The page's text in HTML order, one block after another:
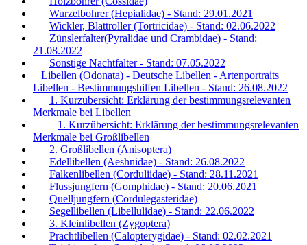
Wurzelbohrer (Hepialidae) - Stand: 29.01.2021
Wickler, Blattroller (Tortricidae) - Stand: 02.06.2022
Zünslerfalter(Pyralidae und Crambidae) - Stand:
21.08.2022
Sonstige Nachtfalter - Stand: 07.05.2022
Libellen (Odonata) - Deutsche Libellen - Artenportraits
Libellen - Bestimmungshilfen Libellen - Stand: 26.08.2022
1. Kurzübersicht: Erklärung der bestimmungsrelevanten
Merkmale bei Libellen
1. Kurzübersicht: Erklärung der bestimmungsrelevanten
Merkmale bei Großlibellen
2. Großlibellen (Anisoptera)
Edellibellen (Aeshnidae) - Stand: 26.08.2022
Falkenlibellen (Corduliidae) - Stand: 28.11.2021
Flussjungfern (Gomphidae) - Stand: 20.06.2021
Quelljungfern (Cordulegasteridae)
Segellibellen (Libellulidae) - Stand: 22.06.2022
3. Kleinlibellen (Zygoptera)
Prachtlibellen (Calopterygidae) - Stand: 02.02.2021